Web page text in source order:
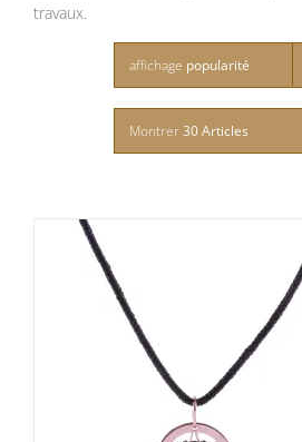
travaux.
affichage popularité
Montrer30 Articles